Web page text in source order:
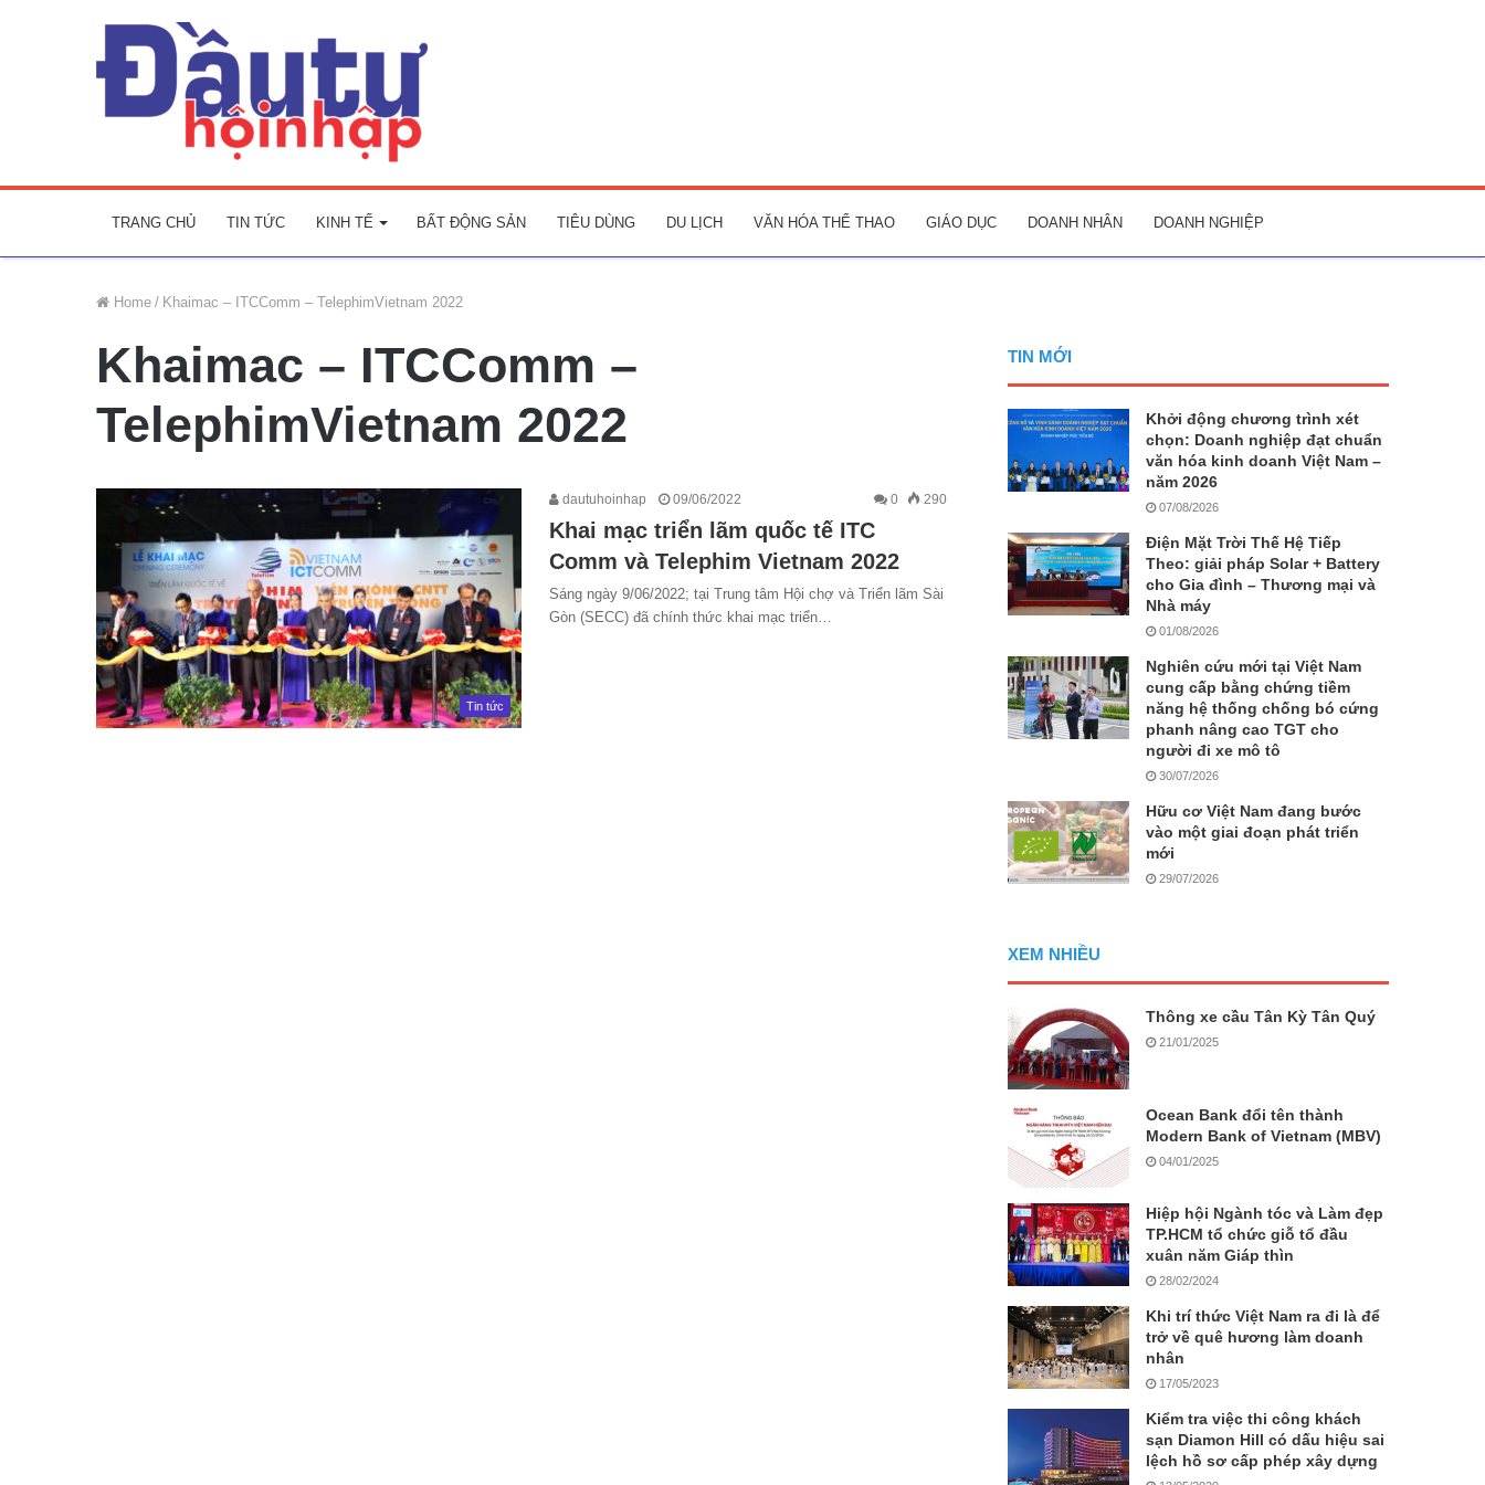
TRANG CHỦ TIN TỨC KINH TẾ BẤT ĐỘNG SẢN TIÊU DÙNG DU LỊCH VĂN HÓA THỂ THAO GIÁO DỤC DOANH NHÂN DOANH NGHIỆP
Home / Khaimac – ITCComm – TelephimVietnam 2022
Khaimac – ITCComm –
TelephimVietnam 2022
Tin tức
dautuhoinhap 09/06/2022 0 290
Khai mạc triển lãm quốc tế ITC
Comm và Telephim Vietnam 2022
Sáng ngày 9/06/2022; tại Trung tâm Hội chợ và Triển lãm Sài
Gòn (SECC) đã chính thức khai mạc triển…
TIN MỚI
Khởi động chương trình xét
chọn: Doanh nghiệp đạt chuẩn
văn hóa kinh doanh Việt Nam –
năm 2026
07/08/2026
Điện Mặt Trời Thế Hệ Tiếp
Theo: giải pháp Solar + Battery
cho Gia đình – Thương mại và
Nhà máy
01/08/2026
Nghiên cứu mới tại Việt Nam
cung cấp bằng chứng tiềm
năng hệ thống chống bó cứng
phanh nâng cao TGT cho
người đi xe mô tô
30/07/2026
Hữu cơ Việt Nam đang bước
vào một giai đoạn phát triển
mới
29/07/2026
XEM NHIỀU
Thông xe cầu Tân Kỳ Tân Quý
21/01/2025
Ocean Bank đổi tên thành
Modern Bank of Vietnam (MBV)
04/01/2025
Hiệp hội Ngành tóc và Làm đẹp
TP.HCM tổ chức giỗ tổ đầu
xuân năm Giáp thìn
28/02/2024
Khi trí thức Việt Nam ra đi là để
trở về quê hương làm doanh
nhân
17/05/2023
Kiểm tra việc thi công khách
sạn Diamon Hill có dấu hiệu sai
lệch hồ sơ cấp phép xây dựng